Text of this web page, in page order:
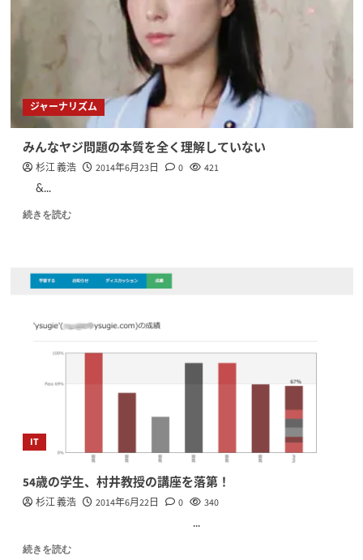
ジャーナリズム
みんなヤジ問題の本質を全く理解していない
杉江 義浩 2014年6月23日 0 421
&...
続きを読む
IT
54歳の学生、村井教授の講座を落第！
杉江 義浩 2014年6月22日 0 340
...
続きを読む